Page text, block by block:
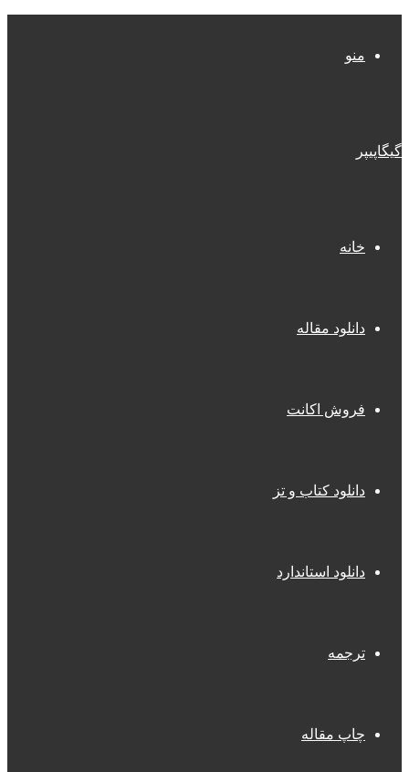
منو
گیگاپیپر
خانه
دانلود مقاله
فروش اکانت
دانلود کتاب و تز
دانلود استاندارد
ترجمه
چاپ مقاله